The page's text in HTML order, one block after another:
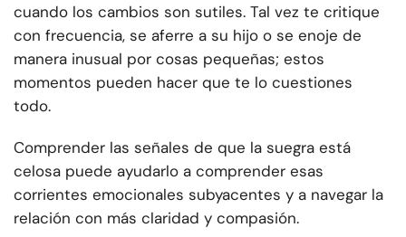
cuando los cambios son sutiles. Tal vez te critique
con frecuencia, se aferre a su hijo o se enoje de
manera inusual por cosas pequeñas; estos
momentos pueden hacer que te lo cuestiones
todo.
Comprender las señales de que la suegra está
celosa puede ayudarlo a comprender esas
corrientes emocionales subyacentes y a navegar la
relación con más claridad y compasión.